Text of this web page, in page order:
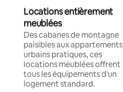
Locations entièrement
meublées
Des cabanes de montagne
paisibles aux appartements
urbains pratiques, ces
locations meublées offrent
tous les équipements d'un
logement standard.